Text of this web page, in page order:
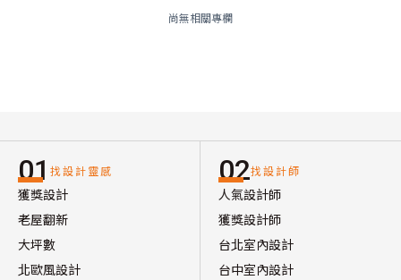
尚無相關專欄
01 找設計靈感
獲獎設計
老屋翻新
大坪數
北歐風設計
02找設計師
人氣設計師
獲獎設計師
台北室內設計
台中室內設計